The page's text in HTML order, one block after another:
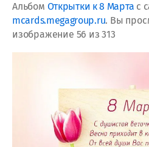
Альбом Открытки к 8 Марта с
mcards.megagroup.ru. Вы
изображение 56 из 313